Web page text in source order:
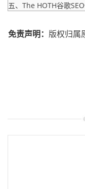
五、The HOTH谷歌
免责声明： 版权归属